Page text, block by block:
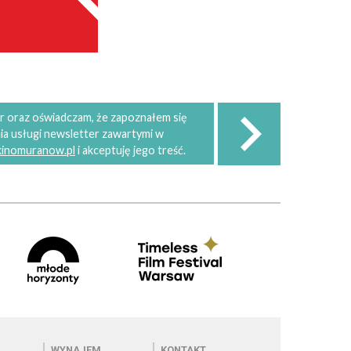
oświadczam, że zapoznałem się
usługi newsletter zawartymi w
i akceptuję jego treść.